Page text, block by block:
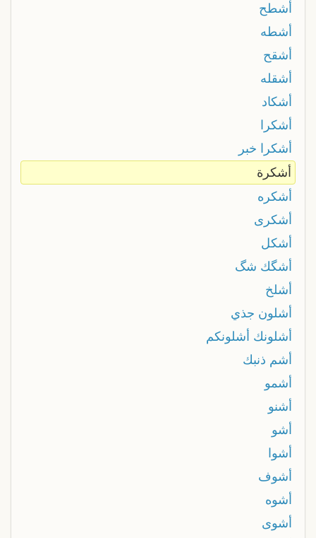
أشطح
أشطه
أشقح
أشقله
أشكاد
أشكرا
أشكرا خبر
أشكرة
أشكره
أشكرى
أشكل
أشگك شگ
أشلخ
أشلون جذي
أشلونك أشلونكم
أشم ذنبك
أشمو
أشنو
أشو
أشوا
أشوف
أشوه
أشوى